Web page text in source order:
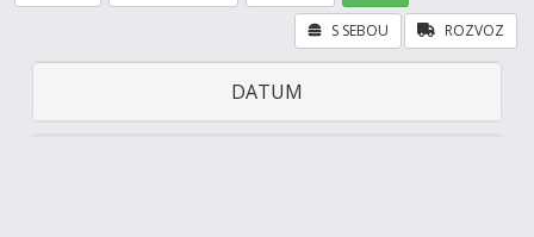
ROZVOZ
S SEBOU
DATUM